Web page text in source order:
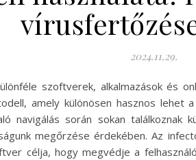
2024.11.29.
szoftverek, alkalmazások és
amely különösen hasznos lehet
navigálás során sokan találkoznak
megőrzése érdekében. Az
célja, hogy megvédje a